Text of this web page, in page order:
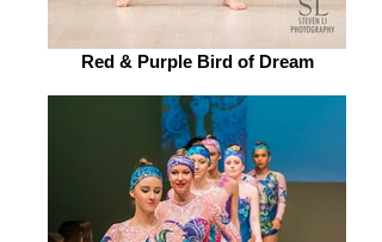
Red & Purple Bird of Dream